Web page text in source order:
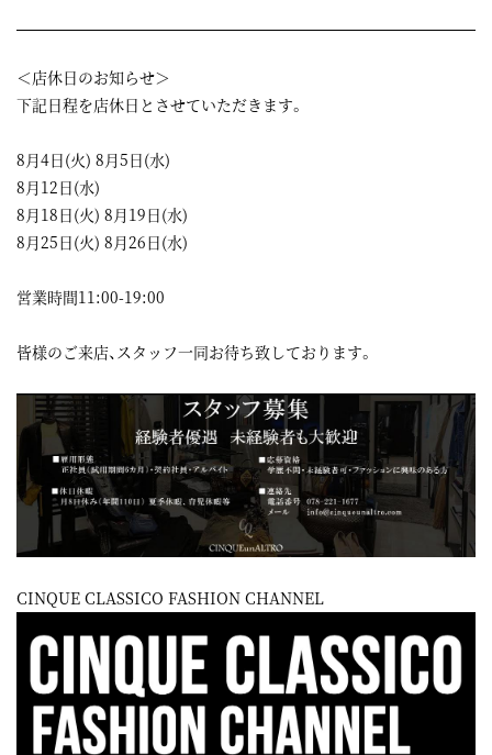
＜店休日のお知らせ＞
下記日程を店休日とさせていただきます。
8月4日(火) 8月5日(水)
8月12日(水)
8月18日(火) 8月19日(水)
8月25日(火) 8月26日(水)
営業時間11:00-19:00
皆様のご来店、スタッフ一同お待ち致しております。
CINQUE CLASSICO FASHION CHANNEL